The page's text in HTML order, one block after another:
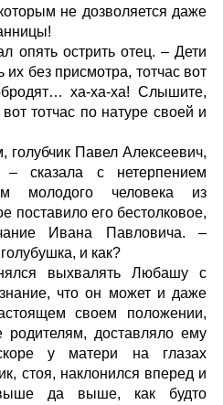
не дозволяется даже
опять острить отец. – Дети
их без присмотра, тотчас вот
ха-ха-ха! Слышите,
тотчас по натуре своей и
Павел Алексеевич,
сказала с нетерпением
молодого человека из
поставило его бестолковое,
Ивана Павловича. –
и как?
выхвалять Любашу с
что он может и даже
своем положении,
родителям, доставляло ему
у матери на глазах
стоя, наклонился вперед и
да выше, как будто